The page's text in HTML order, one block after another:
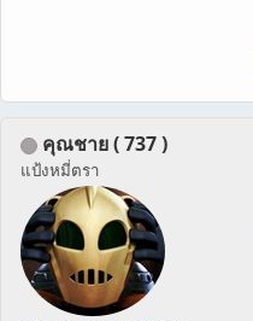
คุณชาย ( 737 )
แป้งหมี่ตรา